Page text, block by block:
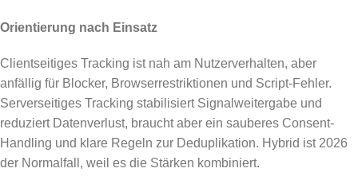
Orientierung nach Einsatz
Clientseitiges Tracking ist nah am Nutzerverhalten, aber
anfällig für Blocker, Browserrestriktionen und Script-Fehler.
Serverseitiges Tracking stabilisiert Signalweitergabe und
reduziert Datenverlust, braucht aber ein sauberes Consent-
Handling und klare Regeln zur Deduplikation. Hybrid ist 2026
der Normalfall, weil es die Stärken kombiniert.